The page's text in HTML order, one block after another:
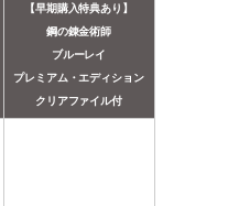
【早期購入特典あり】
鋼の錬金術師
ブルーレイ
プレミアム・エディション
クリアファイル付